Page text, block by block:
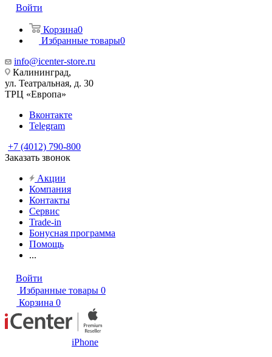
Войти
Корзина0
Избранные товары0
info@icenter-store.ru
Калининград,
ул. Театральная, д. 30
ТРЦ «Европа»
Вконтакте
Telegram
+7 (4012) 790-800
Заказать звонок
Акции
Компания
Контакты
Сервис
Trade-in
Бонусная программа
Помощь
...
Войти
Избранные товары 0
Корзина 0
iPhone